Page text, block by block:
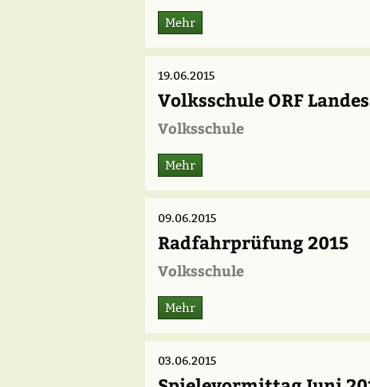
Mehr
19.06.2015
Volksschule ORF
Volksschule
Mehr
09.06.2015
Radfahrprüfung 2015
Volksschule
Mehr
03.06.2015